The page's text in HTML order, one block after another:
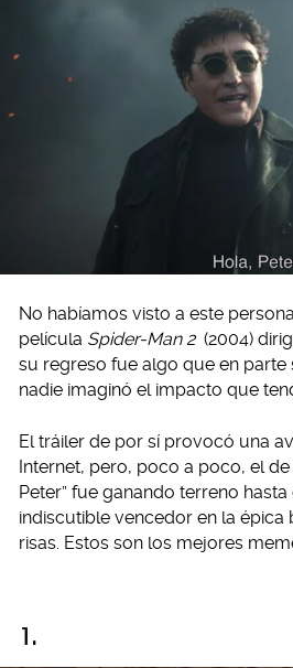
No habíamos visto a este
película Spider-Man 2 (2004)
su regreso fue algo que en parte
nadie imaginó el impacto que
El tráiler de por sí provocó una
Internet, pero, poco a poco, el
Peter” fue ganando terreno
indiscutible vencedor en la épica
risas. Estos son los mejores
1.